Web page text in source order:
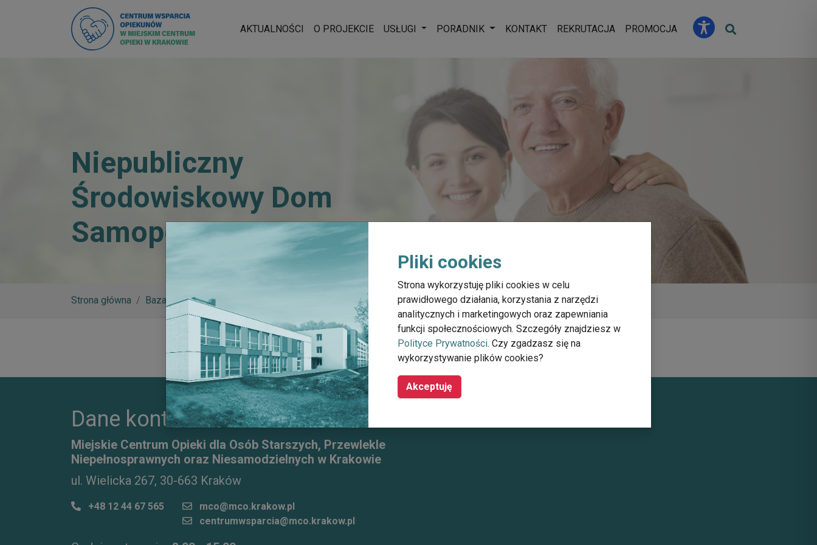
AKTUALNOŚCI O PROJEKCIE USŁUGI Rozwiń menu
PORADNIK Rozwiń menu
KONTAKT REKRUTACJA PROMOCJA
Niepubliczny
Środowiskowy Dom
Samopomocy
Strona główna Baza wiedzy Niepubliczny Środowiskowy Dom Samopomocy
Pliki cookies
Strona wykorzystuję pliki cookies w celu
prawidłowego działania, korzystania z narzędzi
analitycznych i marketingowych oraz zapewniania
funkcji społecznościowych. Szczegóły znajdziesz w
Polityce Prywatności. Czy zgadzasz się na
wykorzystywanie plików cookies?
Akceptuję
Dane kontaktowe
Miejskie Centrum Opieki dla Osób Starszych, Przewlekle
Niepełnosprawnych oraz Niesamodzielnych w Krakowie
ul. Wielicka 267, 30-663 Kraków
+48 12 44 67 565
mco@mco.krakow.pl
centrumwsparcia@mco.krakow.pl